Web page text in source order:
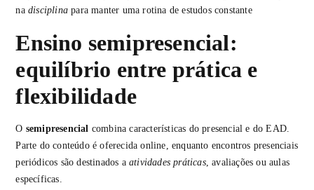
nadisciplina para manter uma rotina de estudos constante
Ensino semipresencial:
equilíbrio entre prática e
flexibilidade
O semipresencial combina características do presencial e do EAD.
Parte do conteúdo é oferecida online, enquanto encontros presenciais
periódicos são destinados aatividades práticas, avaliações ou aulas
específicas.